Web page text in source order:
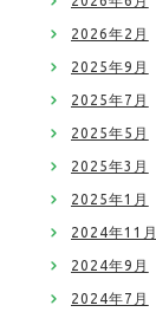
2026年2月
2025年9月
2025年7月
2025年5月
2025年3月
2025年1月
2024年11月
2024年9月
2024年7月